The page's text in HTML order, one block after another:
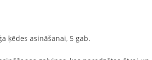
ķēdes asināšanai, 5 gab.